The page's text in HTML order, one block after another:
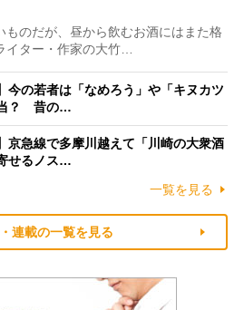
のだが、昼から飲むお酒にはまた格
ター・作家の大竹…
今の若者は「なめろう」や「キヌカツ
当？ 昔の…
京急線で多摩川越えて「川崎の大衆酒
せるノス…
一覧を見る
連載の一覧を見る